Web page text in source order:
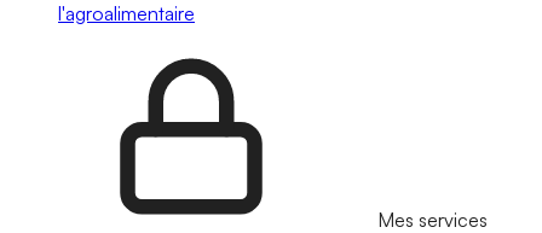
l'agroalimentaire
Mes services